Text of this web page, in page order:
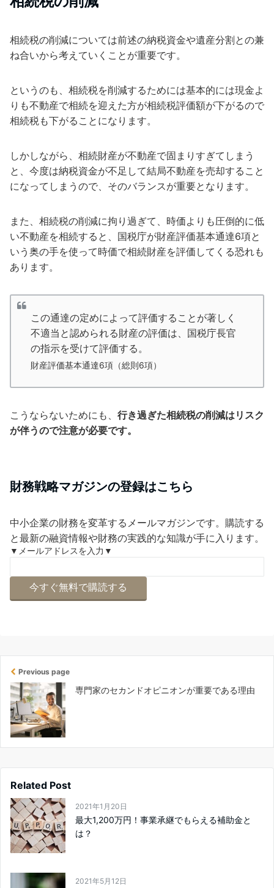
相続税の削減については前述の納税資金や遺産分割との兼
ね合いから考えていくことが重要です。
というのも、相続税を削減するためには基本的には現金よ
りも不動産で相続を迎えた方が相続税評価額が下がるので
相続税も下がることになります。
しかしながら、相続財産が不動産で固まりすぎてしまう
と、今度は納税資金が不足して結局不動産を売却すること
になってしまうので、そのバランスが重要となります。
また、相続税の削減に拘り過ぎて、時価よりも圧倒的に低
い不動産を相続すると、国税庁が財産評価基本通達6項と
いう奥の手を使って時価で相続財産を評価してくる恐れも
あります。
この通達の定めによって評価することが著しく
不適当と認められる財産の評価は、国税庁長官
の指示を受けて評価する。
財産評価基本通達6項（総則6項）
こうならないためにも、 行き過ぎた相続税の削減はリスク
が伴うので注意が必要です。
財務戦略マガジンの登録はこちら
中小企業の財務を変革するメールマガジンです。購読する
と最新の融資情報や財務の実践的な知識が手に入ります。
▼メールアドレスを入力▼
Previous page
専門家のセカンドオピニオンが重要である理由
Related Post
2021年1月20日
最大1,200万円！事業承継でもらえる補助金と
は？
2021年5月12日